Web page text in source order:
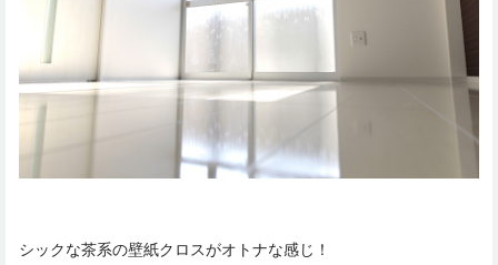
シックな茶系の壁紙クロスがオトナな感じ！